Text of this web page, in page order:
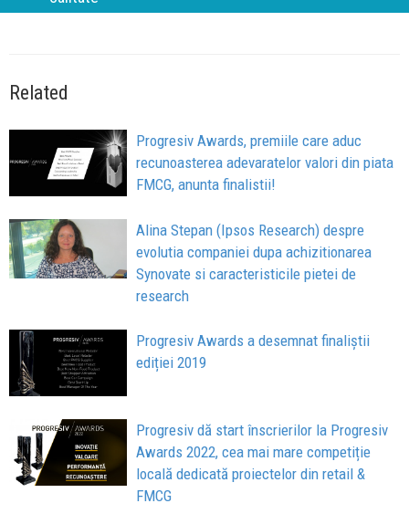
Related
Progresiv Awards, premiile care aduc
recunoasterea adevaratelor valori din piata
FMCG, anunta finalistii!
Alina Stepan (Ipsos Research) despre
evolutia companiei dupa achizitionarea
Synovate si caracteristicile pietei de
research
Progresiv Awards a desemnat finaliștii
ediției 2019
Progresiv dă start înscrierilor la Progresiv
Awards 2022, cea mai mare competiție
locală dedicată proiectelor din retail &
FMCG